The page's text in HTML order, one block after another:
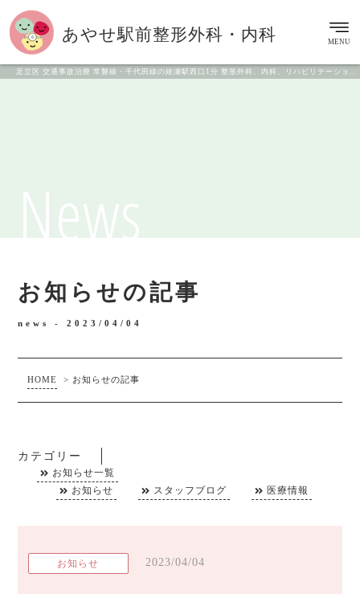
足立区 交通事故治療 常磐線・千代田線の綾瀬駅西口1分 整形外科、内科、リハビリテーション科
あやせ駅前整形外科・内科 MENU
お知らせの記事
news -2023/04/04
HOME > お知らせの記事
カテゴリー
お知らせ一覧
お知らせ
スタッフブログ 医療情報
お知らせ 2023/04/04